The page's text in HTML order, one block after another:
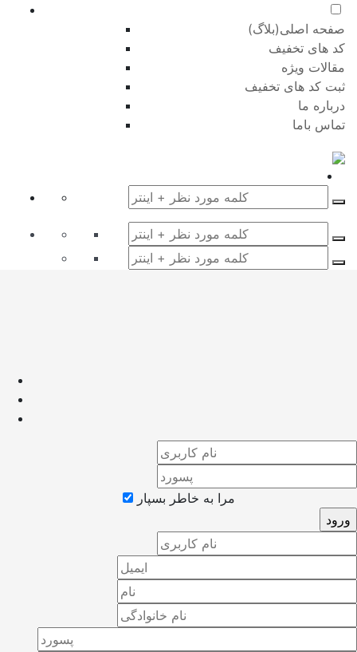
صفحه اصلی(بلاگ)
کد های تخفیف
مقالات ویژه
ثبت کد های تخفیف
درباره ما
تماس باما
مرا به خاطر بسپار